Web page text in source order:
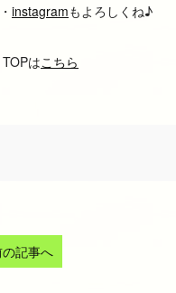
・ instagramもよろしくね♪
はこちら
記事へ